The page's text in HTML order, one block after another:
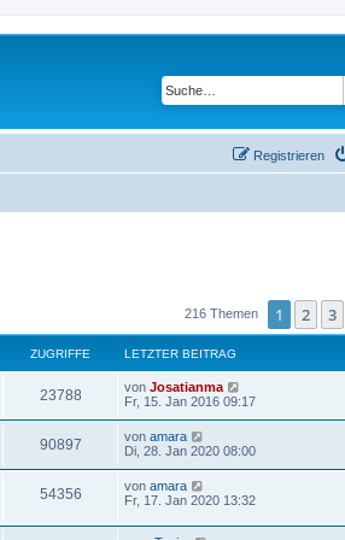
Registrieren
216 Themen 1 2 3
ZUGRIFFE LETZTER BEITRAG
23788Z
u
r
L
e
t
e
r
B
e
t
von Josatianma
Fr, 15. Jan 2016 09:17
90897Z
u
L
e
t
e
von amara
Di, 28. Jan 2020 08:00
54356Z
u
L
e
z
von amara
Fr, 17. Jan 2020 13:32